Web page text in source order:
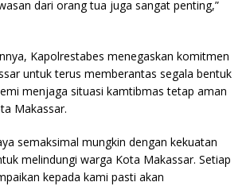
dari orang tua juga sangat penting,”
Kapolrestabes menegaskan komitmen
untuk terus memberantas segala bentuk
menjaga situasi kamtibmas tetap aman
Makassar.
semaksimal mungkin dengan kekuatan
melindungi warga Kota Makassar. Setiap
kepada kami pasti akan